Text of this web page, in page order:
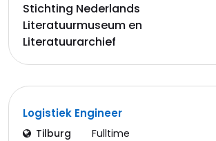
Stichting Nederlands
Literatuurmuseum en
Literatuurarchief
Logistiek Engineer
Tilburg Fulltime